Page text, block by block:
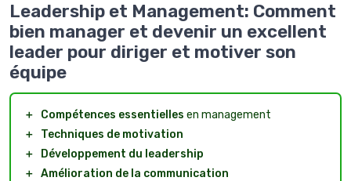
Leadership et Management: Comment
bien manager et devenir un excellent
leader pour diriger et motiver son
équipe
＋ Compétences essentielles en management
＋
Techniques de motivation
＋
Développement du leadership
＋ Amélioration de la communication